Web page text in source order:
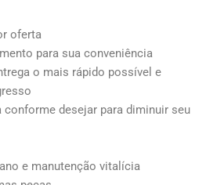
oferta
para sua conveniência
o mais rápido possível e
desejar para diminuir seu
e manutenção vitalícia